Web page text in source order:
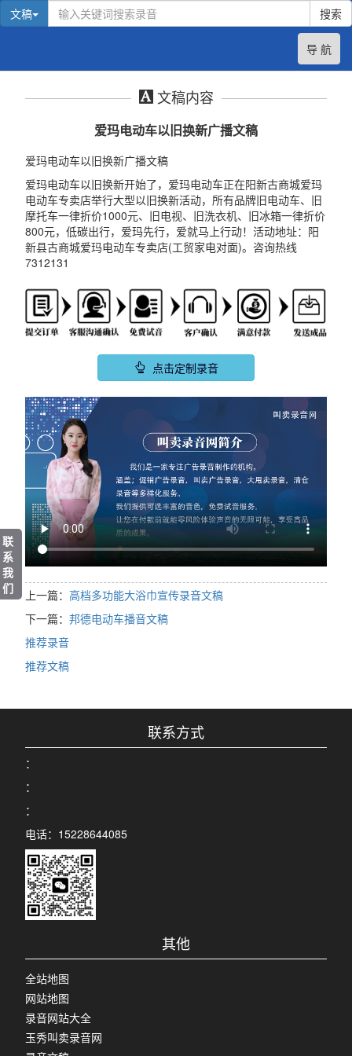
文稿 搜索
导 航
文稿内容
爱玛电动车以旧换新广播文稿
爱玛电动车以旧换新广播文稿
爱玛电动车以旧换新开始了，爱玛电动车正在阳新古商城爱玛
电动车专卖店举行大型以旧换新活动，所有品牌旧电动车、旧
摩托车一律折价1000元、旧电视、旧洗衣机、旧冰箱一律折价
800元，低碳出行，爱玛先行，爱就马上行动！活动地址：阳
新县古商城爱玛电动车专卖店(工贸家电对面)。咨询热线
7312131
点击定制录音
上一篇： 高档多功能大浴巾宣传录音文稿
下一篇： 邦德电动车播音文稿
推荐录音
推荐文稿
联系方式
：
：
：
电话：15228644085
其他
全站地图
网站地图
录音网站大全
玉秀叫卖录音网
联
系
我
们